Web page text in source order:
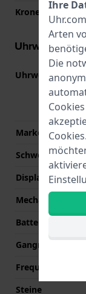
Krone
Uhrwerk
Uhrwerks-
Marke des
Schweizer
Displaytyp
Mechanismus
Batterie
Gangreserve
Frequenz
Steine
Ihre
Arten
Die